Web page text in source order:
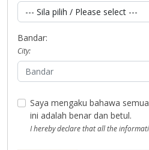
Bandar:
City:
Saya mengaku bahawa
ini adalah benar dan betul.
I hereby declare that all the